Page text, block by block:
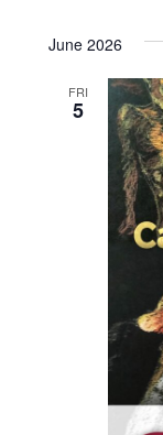
June 2026
FRI
5